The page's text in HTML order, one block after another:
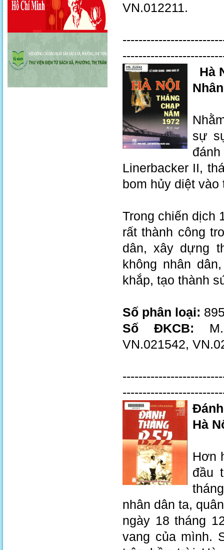
VN.012211.
Hà
sự
Linerbacker II,
bom hủy diệt vào
Trong chiến dịch
rất thành công
dân, xây dựng
không nhân
khắp, tạo thành
Số phân loại:
Số ĐKCB:
VN.021542,
Hà
Hơn
đầu
nhân dân ta,
ngày 18 tháng
vang của mình.